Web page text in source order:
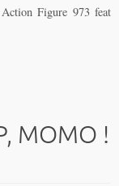
Figure 973 feat
MOMO !